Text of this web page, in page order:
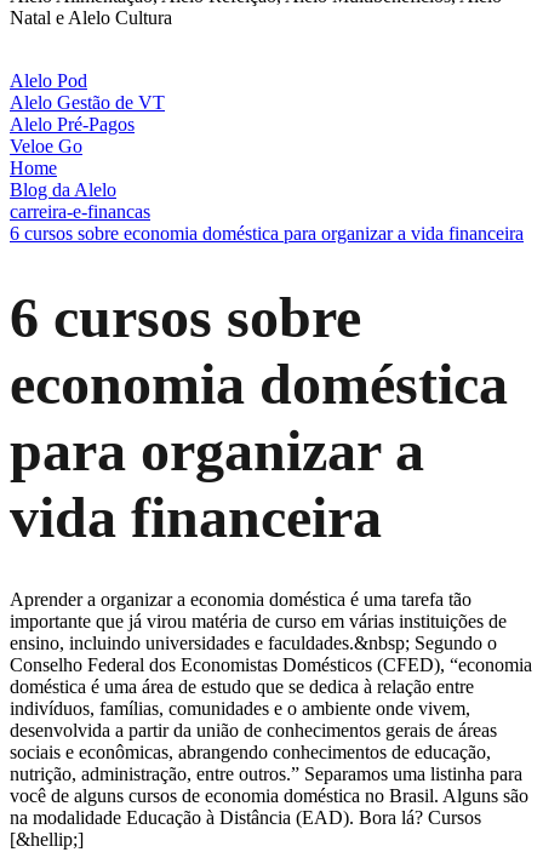
Natal e Alelo Cultura
Alelo Pod
Alelo Gestão de VT
Alelo Pré-Pagos
Veloe Go
Home
Blog da Alelo
carreira-e-financas
6 cursos sobre economia doméstica para organizar a vida financeira
6 cursos sobre
economia doméstica
para organizar a
vida financeira
Aprender a organizar a economia doméstica é uma tarefa tão
importante que já virou matéria de curso em várias instituições de
ensino, incluindo universidades e faculdades.&nbsp; Segundo o
Conselho Federal dos Economistas Domésticos (CFED), “economia
doméstica é uma área de estudo que se dedica à relação entre
indivíduos, famílias, comunidades e o ambiente onde vivem,
desenvolvida a partir da união de conhecimentos gerais de áreas
sociais e econômicas, abrangendo conhecimentos de educação,
nutrição, administração, entre outros.” Separamos uma listinha para
você de alguns cursos de economia doméstica no Brasil. Alguns são
na modalidade Educação à Distância (EAD). Bora lá? Cursos
[&hellip;]